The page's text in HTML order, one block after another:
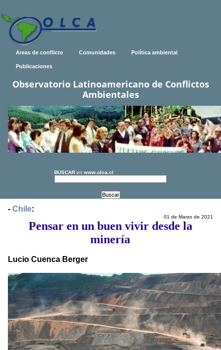
Areas de conflicto Comunidades Política ambiental
Publicaciones
Observatorio Latinoamericano de Conflictos
Ambientales
BUSCAR en www.olca.cl
- Chile:
01 de Marzo de 2021
Pensar en un buen vivir desde la
minería
Lucio Cuenca Berger